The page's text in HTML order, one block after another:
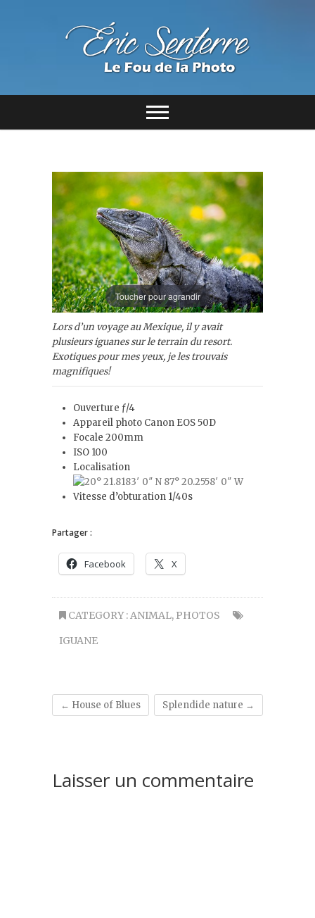
Toucher pour agrandir
Lors d’un voyage au Mexique, il y avait
plusieurs iguanes sur le terrain du resort.
Exotiques pour mes yeux, je les trouvais
magnifiques!
Ouverture ƒ/4
Appareil photo Canon EOS 50D
Focale 200mm
ISO 100
Localisation
Vitesse d’obturation 1/40s
Partager :
Facebook X
CATEGORY :ANIMAL, PHOTOS
IGUANE
← House of Blues Splendide nature →
Laisser un commentaire